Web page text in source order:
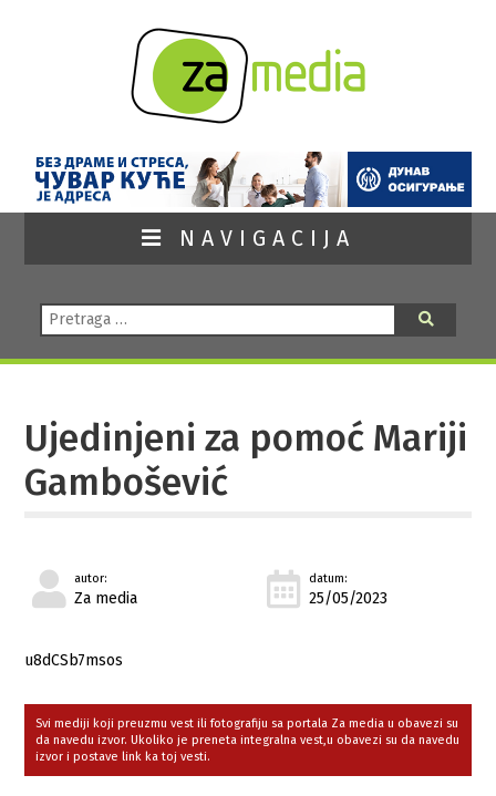
NAVIGACIJA
Pretraga:
Ujedinjeni za pomoć Mariji
Gambošević
autor:
Za media
datum:
25/05/2023
u8dCSb7msos
Svi mediji koji preuzmu vest ili fotografiju sa portala Za media u obavezi su
da navedu izvor. Ukoliko je preneta integralna vest,u obavezi su da navedu
izvor i postave link ka toj vesti.